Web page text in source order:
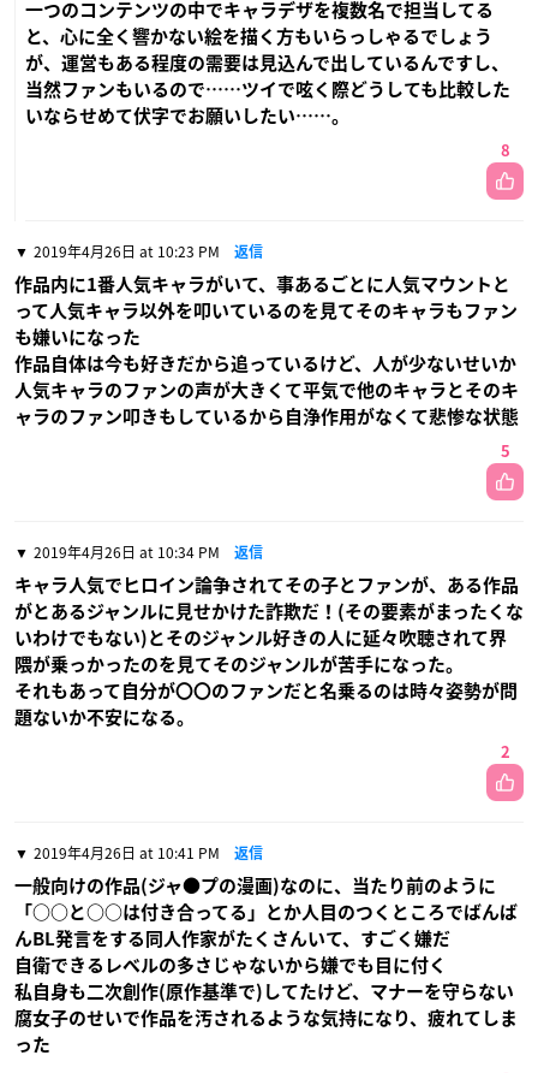
一つのコンテンツの中でキャラデザを複数名で担当してる
と、心に全く響かない絵を描く方もいらっしゃるでしょう
が、運営もある程度の需要は見込んで出しているんですし、
当然ファンもいるので……ツイで呟く際どうしても比較した
いならせめて伏字でお願いしたい……。
8
2019年4月26日 at 10:23 PM 返信
作品内に1番人気キャラがいて、事あるごとに人気マウントと
って人気キャラ以外を叩いているのを見てそのキャラもファン
も嫌いになった
作品自体は今も好きだから追っているけど、人が少ないせいか
人気キャラのファンの声が大きくて平気で他のキャラとそのキ
ャラのファン叩きもしているから自浄作用がなくて悲惨な状態
5
2019年4月26日 at 10:34 PM 返信
キャラ人気でヒロイン論争されてその子とファンが、ある作品
がとあるジャンルに見せかけた詐欺だ！(その要素がまったくな
いわけでもない)とそのジャンル好きの人に延々吹聴されて界
隈が乗っかったのを見てそのジャンルが苦手になった。
それもあって自分が〇〇のファンだと名乗るのは時々姿勢が問
題ないか不安になる。
2
2019年4月26日 at 10:41 PM 返信
一般向けの作品(ジャ●プの漫画)なのに、当たり前のように
「○○と○○は付き合ってる」とか人目のつくところでばんば
んBL発言をする同人作家がたくさんいて、すごく嫌だ
自衛できるレベルの多さじゃないから嫌でも目に付く
私自身も二次創作(原作基準で)してたけど、マナーを守らない
腐女子のせいで作品を汚されるような気持になり、疲れてしま
った